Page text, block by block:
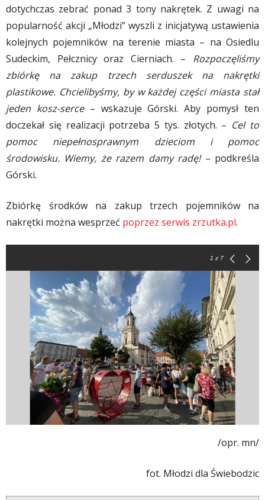
dotychczas zebrać ponad 3 tony nakrętek. Z uwagi na
popularność akcji „Młodzi” wyszli z inicjatywą ustawienia
kolejnych pojemników na terenie miasta – na Osiedlu
Sudeckim, Pełcznicy oraz Cierniach. – Rozpoczęliśmy
zbiórkę na zakup trzech serduszek na nakrętki
plastikowe. Chcielibyśmy, by w każdej części miasta stał
jeden kosz-serce – wskazuje Górski. Aby pomysł ten
doczekał się realizacji potrzeba 5 tys. złotych. – Cel to
pomoc niepełnosprawnym dzieciom i pomoc
środowisku. Wiemy, że razem damy radę!– podkreśla
Górski.
Zbiórkę środków na zakup trzech pojemników na
nakrętki można wesprzeć poprzez serwis zrzutka.pl.
1 z 7
/opr. mn/
fot. Młodzi dla Świebodzic